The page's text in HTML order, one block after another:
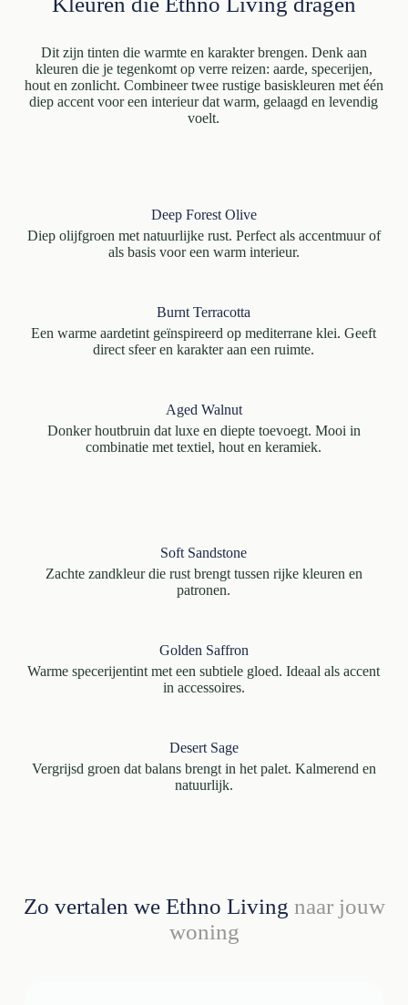
Dit zijn tinten die warmte en karakter brengen. Denk aan
kleuren die je tegenkomt op verre reizen: aarde, specerijen,
hout en zonlicht. Combineer twee rustige basiskleuren met één
diep accent voor een interieur dat warm, gelaagd en levendig
voelt.
Deep Forest Olive
Diep olijfgroen met natuurlijke rust. Perfect als accentmuur of
als basis voor een warm interieur.
Burnt Terracotta
Een warme aardetint geïnspireerd op mediterrane klei. Geeft
direct sfeer en karakter aan een ruimte.
Aged Walnut
Donker houtbruin dat luxe en diepte toevoegt. Mooi in
combinatie met textiel, hout en keramiek.
Soft Sandstone
Zachte zandkleur die rust brengt tussen rijke kleuren en
patronen.
Golden Saffron
Warme specerijentint met een subtiele gloed. Ideaal als accent
in accessoires.
Desert Sage
Vergrijsd groen dat balans brengt in het palet. Kalmerend en
natuurlijk.
Zo vertalen we Ethno Living naar jouw
woning